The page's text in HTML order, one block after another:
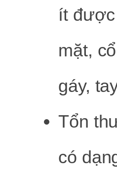
ít
mặt,
gáy,
Tổn
có